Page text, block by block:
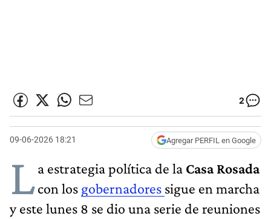
2
09-06-2026 18:21 Agregar PERFIL en Google
La estrategia política de la Casa Rosada
con los gobernadores sigue en marcha
y este lunes 8 se dio una serie de reuniones